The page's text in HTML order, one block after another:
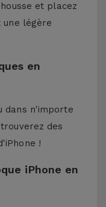
et placez
légère
en
dans n'importe
des
!
iPhone en